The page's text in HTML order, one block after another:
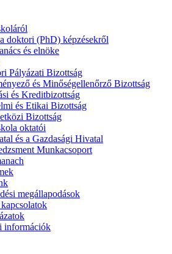
doktori (PhD) képzésekről
és elnöke
Pályázati Bizottság
és Minőségellenőrző Bizottság
és Kreditbizottság
és Etikai Bizottság
Bizottság
oktatói
és a Gazdasági Hivatal
Munkacsoport
megállapodások
információk